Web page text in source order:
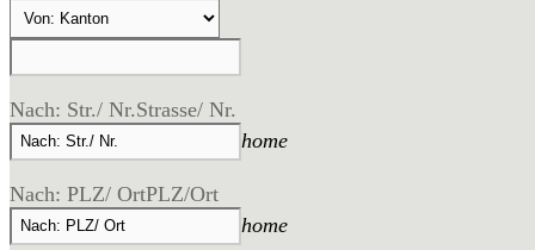
Nach: Str./ Nr.Strasse/ Nr.
home
Nach: PLZ/ OrtPLZ/Ort
home